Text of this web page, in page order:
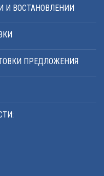
И ВОСТАНОВЛЕНИИ
ПРЕДЛОЖЕНИЯ